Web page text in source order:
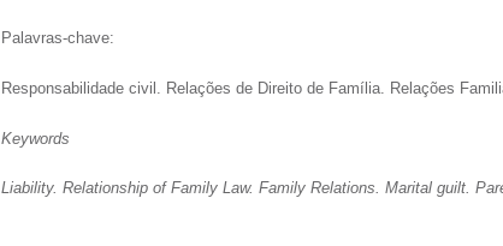
Palavras-chave:
Responsabilidade civil. Relações de Direito de Família. Relações
Keywords
Liability. Relationship of Family Law. Family Relations. Marital guilt.